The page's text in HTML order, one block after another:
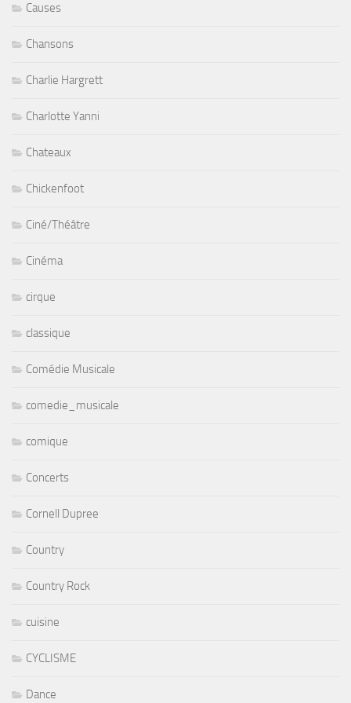
Causes
Chansons
Charlie Hargrett
Charlotte Yanni
Chateaux
Chickenfoot
Ciné/Théâtre
Cinéma
cirque
classique
Comédie Musicale
comedie_musicale
comique
Concerts
Cornell Dupree
Country
Country Rock
cuisine
CYCLISME
Dance